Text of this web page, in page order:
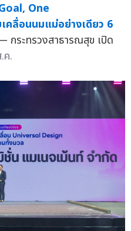
One
ลื่อนนมแม่อย่างเดียว 6
กระทรวงสาธารณสุข เปิด
ค.